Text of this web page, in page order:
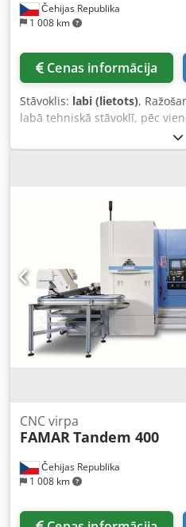
Čehijas Republika
1 008 km
Cenas informācija
Stāvoklis: labi (lietots),
labā tehniskā stāvoklī, pēc
testēšanu. Slīpmašīna ir
ovālu cauruļu apstrādei.
kas nodrošina daudzpusīgu
automatizēta. Apstrādājamās
114 mm. Crjdozp Nutspfx
detaļas garums, izmantojot
355 mm. Slīpēšanas lentu
Slīpēšanas lentu ātrums:
Čehijas Republika
1 008 km
CNC virpa
FAMARTandem 400